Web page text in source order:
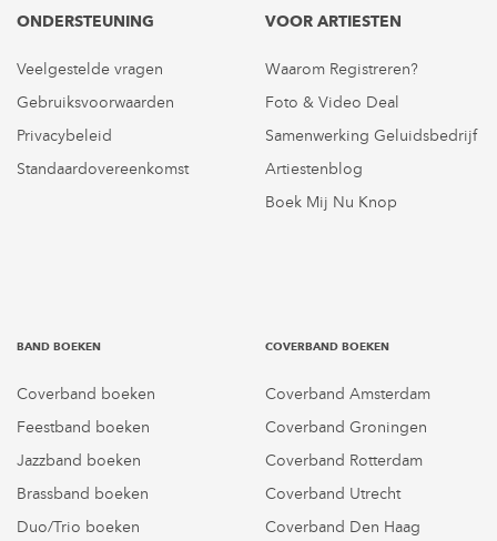
ONDERSTEUNING
Veelgestelde vragen
Gebruiksvoorwaarden
Privacybeleid
Standaardovereenkomst
VOOR ARTIESTEN
Waarom Registreren?
Foto & Video Deal
Samenwerking Geluidsbedrijf
Artiestenblog
Boek Mij Nu Knop
BAND BOEKEN
Coverband boeken
Feestband boeken
Jazzband boeken
Brassband boeken
Duo/Trio boeken
COVERBAND BOEKEN
Coverband Amsterdam
Coverband Groningen
Coverband Rotterdam
Coverband Utrecht
Coverband Den Haag